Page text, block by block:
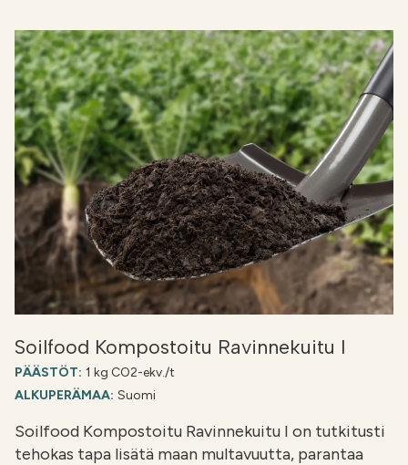
Soilfood Kompostoitu Ravinnekuitu I
PÄÄSTÖT: 1 kg CO2-ekv./t
ALKUPERÄMAA: Suomi
Soilfood Kompostoitu Ravinnekuitu I on tutkitusti
tehokas tapa lisätä maan multavuutta, parantaa